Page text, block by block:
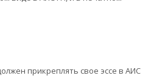
прикреплять свое эссе в АИС